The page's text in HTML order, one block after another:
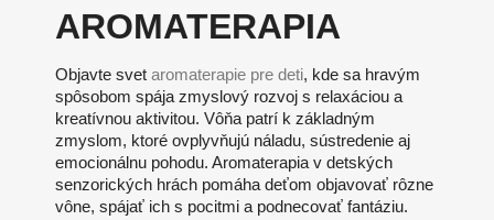
AROMATERAPIA
Objavte svet aromaterapie pre deti, kde sa hravým
spôsobom spája zmyslový rozvoj s relaxáciou a
kreatívnou aktivitou. Vôňa patrí k základným
zmyslom, ktoré ovplyvňujú náladu, sústredenie aj
emocionálnu pohodu. Aromaterapia v detských
senzorických hrách pomáha deťom objavovať rôzne
vône, spájať ich s pocitmi a podnecovať fantáziu.